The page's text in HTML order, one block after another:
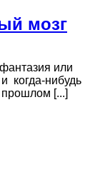
мозг
или
когда-нибудь
прошлом [...]